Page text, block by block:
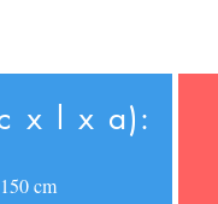
x l x a):
cm